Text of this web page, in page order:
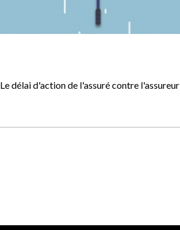
Le délai d'action de l'assuré contre l'assureur